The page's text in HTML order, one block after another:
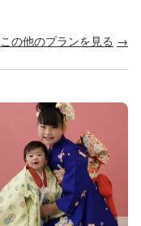
この他のプランを見る